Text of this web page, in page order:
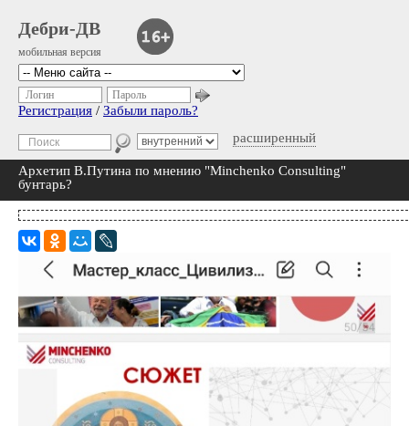
Дебри-ДВ
мобильная версия
расширенный
Логин Пароль
Регистрация / Забыли пароль?
Архетип В.Путина по мнению "Minchenko Consulting"
бунтарь?